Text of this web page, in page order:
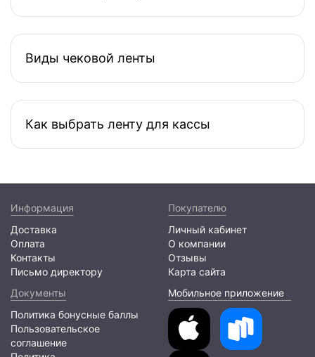
Виды чековой ленты
Как выбрать ленту для кассы
Информация
Доставка
Оплата
Контакты
Письмо директору
Покупателю
Личный кабинет
О компании
Отзывы
Карта сайта
Документы
Политика бонусные баллы
Пользовательское
соглашение
Мобильное приложение